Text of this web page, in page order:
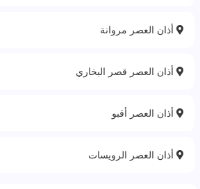
أذان العصر مروانة
أذان العصر قصر البخاري
أذان العصر أقبو
أذان العصر الرويسات